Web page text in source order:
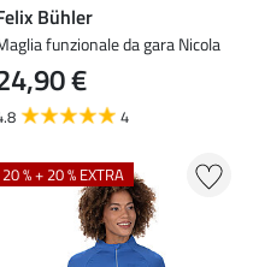
Bühler
funzionale da gara Nicola
€
4
20 % + 20 % EXTRA